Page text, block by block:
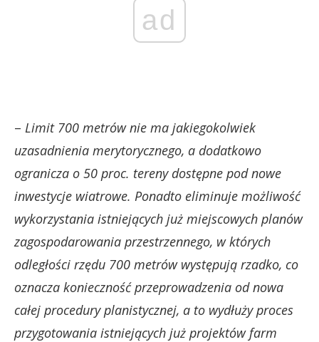
ad
– Limit 700 metrów nie ma jakiegokolwiek
uzasadnienia merytorycznego, a dodatkowo
ogranicza o 50 proc. tereny dostępne pod nowe
inwestycje wiatrowe. Ponadto eliminuje możliwość
wykorzystania istniejących już miejscowych planów
zagospodarowania przestrzennego, w których
odległości rzędu 700 metrów występują rzadko, co
oznacza konieczność przeprowadzenia od nowa
całej procedury planistycznej, a to wydłuży proces
przygotowania istniejących już projektów farm